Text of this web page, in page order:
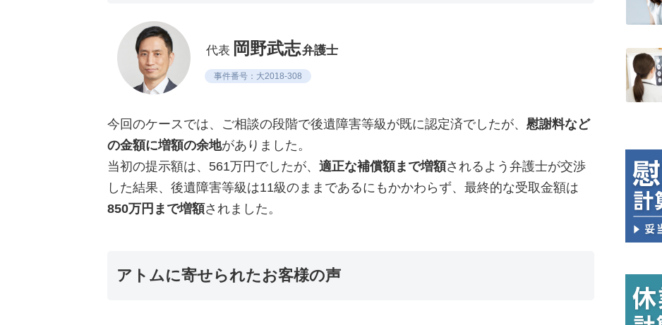
代表 岡野武志弁護士
事件番号：大2018-308
今回のケースでは、ご相談の段階で後遺障害等級が既に認定済でしたが、 慰謝料など
の金額に増額の余地がありました。
当初の提示額は、561万円でしたが、 適正な補償額まで増額されるよう弁護士が交渉
した結果、後遺障害等級は11級のままであるにもかかわらず、最終的な受取金額は
850万円まで増額されました。
アトムに寄せられたお客様の声